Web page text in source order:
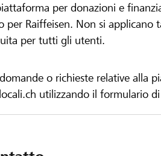
per donazioni e
per Raiffeisen. Non si
per tutti gli utenti.
o richieste relative alla
utilizzando il formulario